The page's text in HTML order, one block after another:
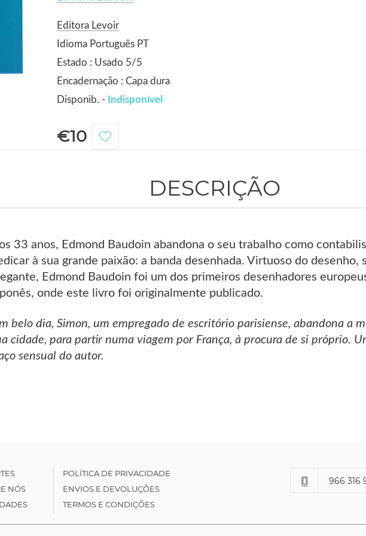
Editora Levoir
Idioma Português PT
Estado : Usado 5/5
Encadernação : Capa dura
Disponib. - Indisponível
€10
DESCRIÇÃO
33 anos, Edmond Baudoin abandona o seu trabalho como
à sua grande paixão: a banda desenhada. Virtuoso do
Edmond Baudoin foi um dos primeiros desenhadores
onde este livro foi originalmente publicado.
belo dia, Simon, um empregado de escritório parisiense, abandona a
cidade, para partir numa viagem por França, à procura de si próprio.
sensual do autor.
NÓS
POLÍTICA DE PRIVACIDADE
ENVIOS E DEVOLUÇÕES
TERMOS E CONDIÇÕES
966 316